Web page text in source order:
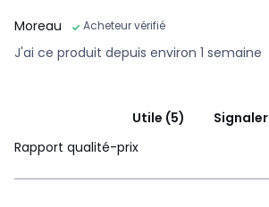
Moreau
Acheteur vérifié
J'ai ce produit depuis environ 1 semaine
Utile (5)
Signaler
Rapport qualité-prix